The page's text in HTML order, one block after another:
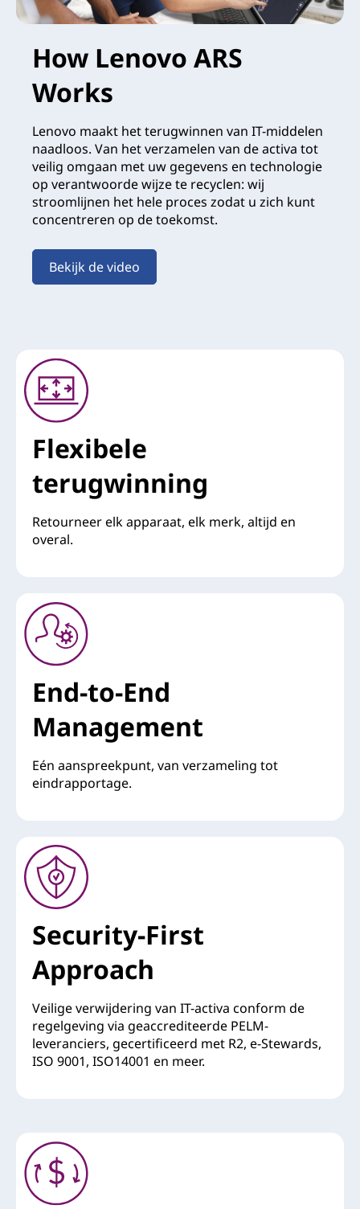
How Lenovo ARS
Works
Lenovo maakt het terugwinnen van IT-middelen
naadloos. Van het verzamelen van de activa tot
veilig omgaan met uw gegevens en technologie
op verantwoorde wijze te recyclen: wij
stroomlijnen het hele proces zodat u zich kunt
concentreren op de toekomst.
Bekijk de video
Flexibele
terugwinning
Retourneer elk apparaat, elk merk, altijd en
overal.
End-to-End
Management
Eén aanspreekpunt, van verzameling tot
eindrapportage.
Security-First
Approach
Veilige verwijdering van IT-activa conform de
regelgeving via geaccrediteerde PELM-
leveranciers, gecertificeerd met R2, e-Stewards,
ISO 9001, ISO14001 en meer.